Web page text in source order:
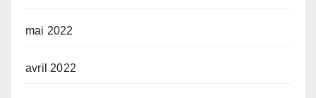
mai 2022
avril 2022